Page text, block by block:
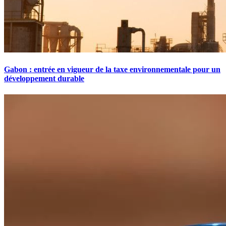
Gabon : entrée en vigueur de la taxe environnementale pour un
développement durable